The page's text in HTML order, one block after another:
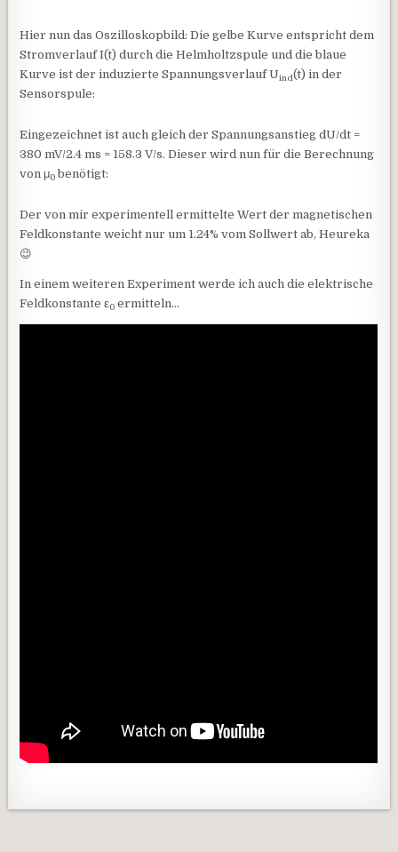
Hier nun das Oszilloskopbild: Die gelbe Kurve entspricht dem
Stromverlauf I(t) durch die Helmholtzspule und die blaue
Kurve ist der induzierte Spannungsverlauf Uind(t) in der
Sensorspule:
Eingezeichnet ist auch gleich der Spannungsanstieg dU/dt =
380 mV/2.4 ms = 158.3 V/s. Dieser wird nun für die Berechnung
von μ0benötigt:
Der von mir experimentell ermittelte Wert der magnetischen
Feldkonstante weicht nur um 1.24% vom Sollwert ab, Heureka
😉
In einem weiteren Experiment werde ich auch die elektrische
Feldkonstante ε0 ermitteln…